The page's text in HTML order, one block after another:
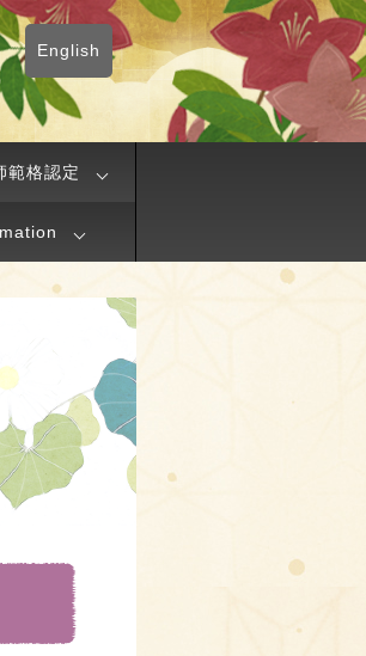
English
範格認定